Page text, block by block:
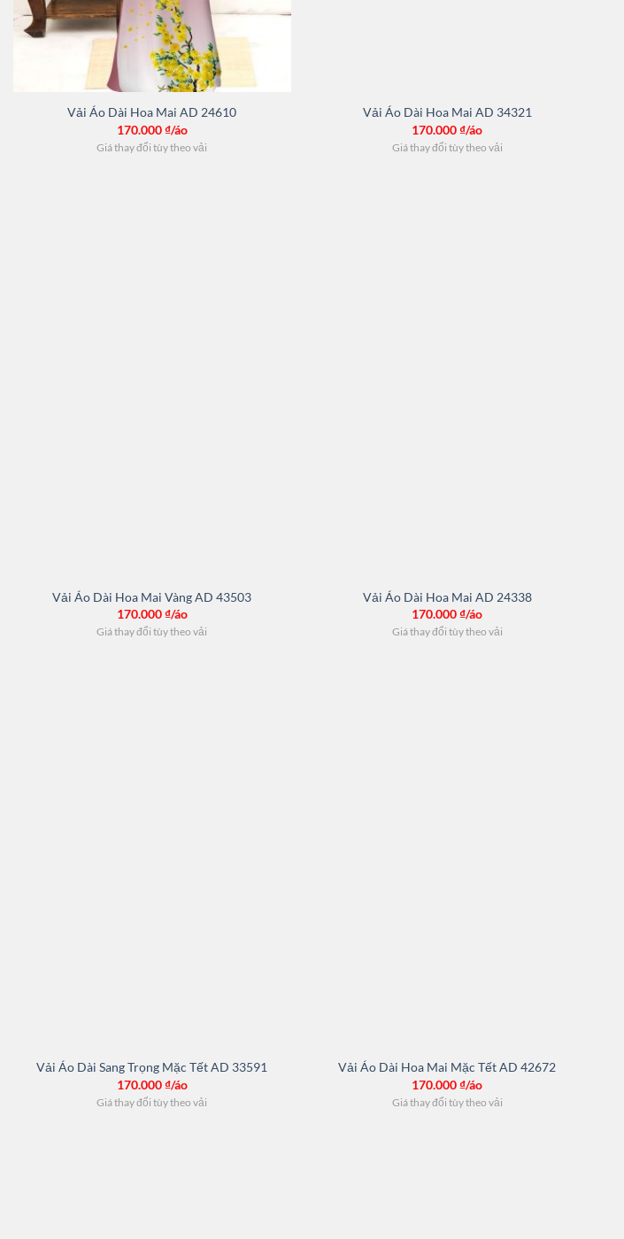
Vải Áo Dài Hoa Mai AD 24610
170.000₫/áo
Giá thay đổi tùy theo vải
Vải Áo Dài Hoa Mai AD 34321
170.000₫/áo
Giá thay đổi tùy theo vải
Vải Áo Dài Hoa Mai Vàng AD 43503
170.000₫/áo
Giá thay đổi tùy theo vải
Vải Áo Dài Hoa Mai AD 24338
170.000₫/áo
Giá thay đổi tùy theo vải
Vải Áo Dài Sang Trọng Mặc Tết AD 33591
170.000₫/áo
Giá thay đổi tùy theo vải
Vải Áo Dài Hoa Mai Mặc Tết AD 42672
170.000₫/áo
Giá thay đổi tùy theo vải